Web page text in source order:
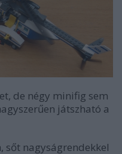
de négy minifig sem
játszható a
sőt nagyságrendekkel